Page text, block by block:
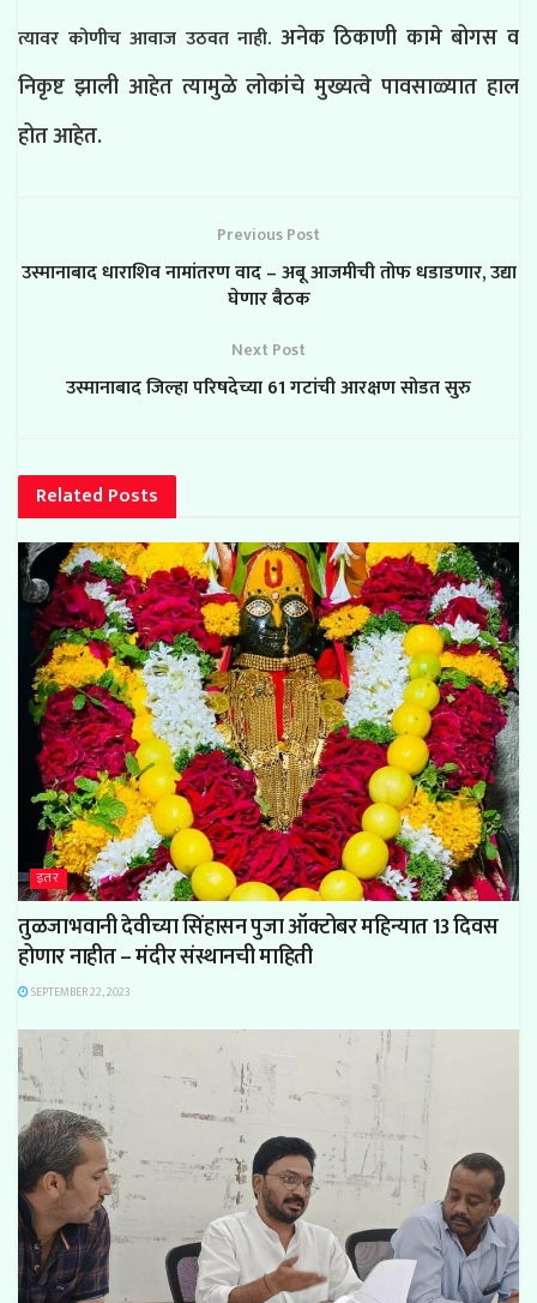
त्यावर कोणीच आवाज उठवत नाही. अनेक ठिकाणी कामे बोगस व
निकृष्ट झाली आहेत त्यामुळे लोकांचे मुख्यत्वे पावसाळ्यात हाल
होत आहेत.
Previous Post
उस्मानाबाद धाराशिव नामांतरण वाद – अबू आजमीची तोफ धडाडणार, उद्या
घेणार बैठक
Next Post
उस्मानाबाद जिल्हा परिषदेच्या 61 गटांची आरक्षण सोडत सुरु
Related Posts
इतर
तुळजाभवानी देवीच्या सिंहासन पुजा ऑक्टोबर महिन्यात 13 दिवस
होणार नाहीत – मंदीर संस्थानची माहिती
SEPTEMBER 22, 2023